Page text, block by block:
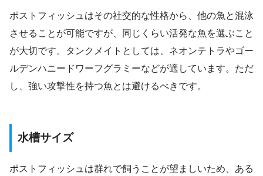
ポストフィッシュはその社交的な性格から、他の魚と混泳
させることが可能ですが、同じくらい活発な魚を選ぶこと
が大切です。タンクメイトとしては、ネオンテトラやゴー
ルデンハニードワーフグラミーなどが適しています。ただ
し、強い攻撃性を持つ魚とは避けるべきです。
水槽サイズ
ポストフィッシュは群れで飼うことが望ましいため、ある